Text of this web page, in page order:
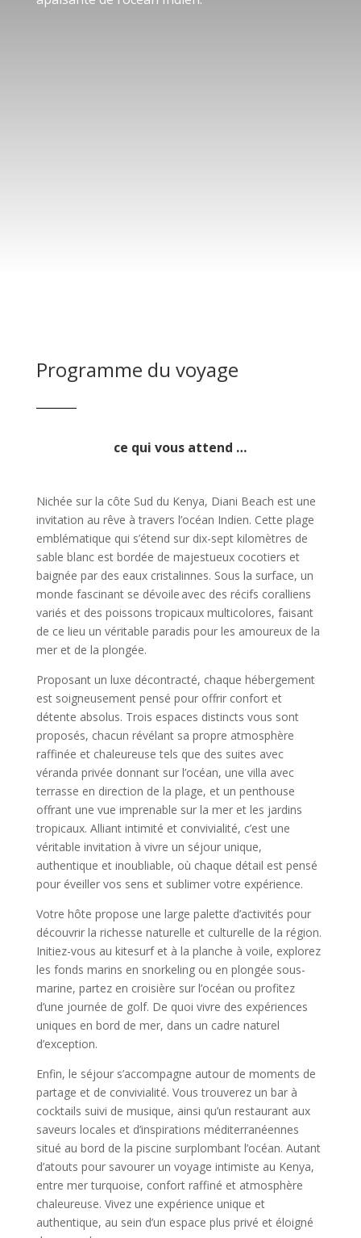
Programme du voyage
ce qui vous attend …
Nichée sur la côte Sud du Kenya, Diani Beach est une
invitation au rêve à travers l’océan Indien. Cette plage
emblématique qui s’étend sur dix-sept kilomètres de
sable blanc est bordée de majestueux cocotiers et
baignée par des eaux cristalinnes. Sous la surface, un
monde fascinant se dévoile avec des récifs coralliens
variés et des poissons tropicaux multicolores, faisant
de ce lieu un véritable paradis pour les amoureux de la
mer et de la plongée.
Proposant un luxe décontracté, chaque hébergement
est soigneusement pensé pour offrir confort et
détente absolus. Trois espaces distincts vous sont
proposés, chacun révélant sa propre atmosphère
raffinée et chaleureuse tels que des suites avec
véranda privée donnant sur l’océan, une villa avec
terrasse en direction de la plage, et un penthouse
offrant une vue imprenable sur la mer et les jardins
tropicaux. Alliant intimité et convivialité, c’est une
véritable invitation à vivre un séjour unique,
authentique et inoubliable, où chaque détail est pensé
pour éveiller vos sens et sublimer votre expérience.
Votre hôte propose une large palette d’activités pour
découvrir la richesse naturelle et culturelle de la région.
Initiez-vous au kitesurf et à la planche à voile, explorez
les fonds marins en snorkeling ou en plongée sous-
marine, partez en croisière sur l’océan ou profitez
d’une journée de golf. De quoi vivre des expériences
uniques en bord de mer, dans un cadre naturel
d’exception.
Enfin, le séjour s’accompagne autour de moments de
partage et de convivialité. Vous trouverez un bar à
cocktails suivi de musique, ainsi qu’un restaurant aux
saveurs locales et d’inspirations méditerranéennes
situé au bord de la piscine surplombant l’océan. Autant
d’atouts pour savourer un voyage intimiste au Kenya,
entre mer turquoise, confort raffiné et atmosphère
chaleureuse. Vivez une expérience unique et
authentique, au sein d’un espace plus privé et éloigné